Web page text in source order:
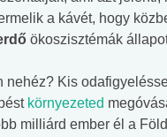
a kávét, hogy
ökoszisztémák
nehéz? Kis
környezeted
milliárd ember él a